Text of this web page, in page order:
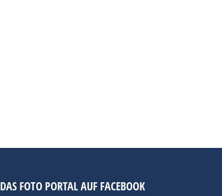
DAS FOTO PORTAL AUF FACEBOOK